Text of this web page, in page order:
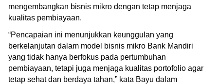
mengembangkan bisnis mikro dengan tetap menjaga
kualitas pembiayaan.
“Pencapaian ini menunjukkan keunggulan yang
berkelanjutan dalam model bisnis mikro Bank Mandiri
yang tidak hanya berfokus pada pertumbuhan
pembiayaan, tetapi juga menjaga kualitas portofolio agar
tetap sehat dan berdaya tahan,” kata Bayu dalam